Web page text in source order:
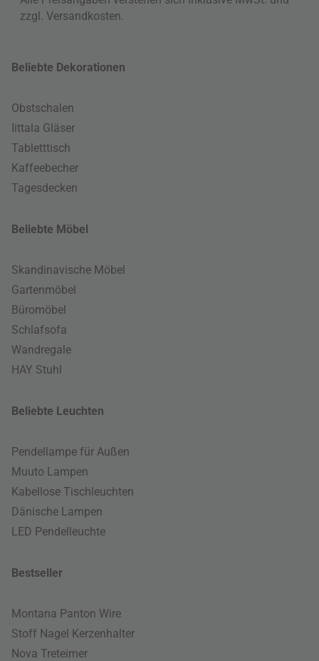
zzgl. Versandkosten.
Beliebte Dekorationen
Obstschalen
Iittala Gläser
Tabletttisch
Kaffeebecher
Tagesdecken
Beliebte Möbel
Skandinavische Möbel
Gartenmöbel
Büromöbel
Schlafsofa
Wandregale
HAY Stuhl
Beliebte Leuchten
Pendellampe für Außen
Muuto Lampen
Kabellose Tischleuchten
Dänische Lampen
LED Pendelleuchte
Bestseller
Montana Panton Wire
Stoff Nagel Kerzenhalter
Nova Treteimer